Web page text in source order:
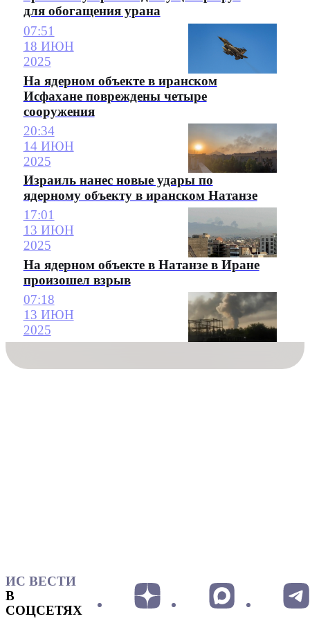
для обогащения урана
07:51
18 ИЮН
2025
На ядерном объекте в иранском
Исфахане повреждены четыре
сооружения
20:34
14 ИЮН
2025
Израиль нанес новые удары по
ядерному объекту в иранском Натанзе
17:01
13 ИЮН
2025
На ядерном объекте в Натанзе в Иране
произошел взрыв
07:18
13 ИЮН
2025
ИС ВЕСТИ
В
СОЦСЕТЯХ